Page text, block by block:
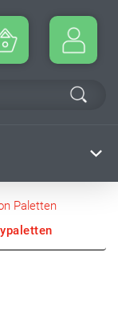
Paletten